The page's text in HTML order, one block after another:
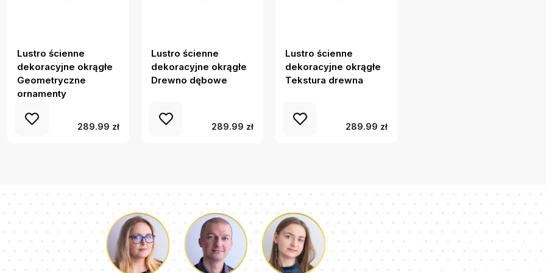
Lustro ścienne
dekoracyjne okrągłe
Geometryczne
ornamenty
289.99 zł
Lustro ścienne
dekoracyjne okrągłe
Drewno dębowe
289.99 zł
Lustro ścienne
dekoracyjne okrągłe
Tekstura drewna
289.99 zł